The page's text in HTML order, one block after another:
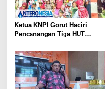
Ketua KNPI Gorut Hadiri
Pencanangan Tiga HUT
RI ke-81, Pramuka ke-65, dan
Kecamatan ke-17